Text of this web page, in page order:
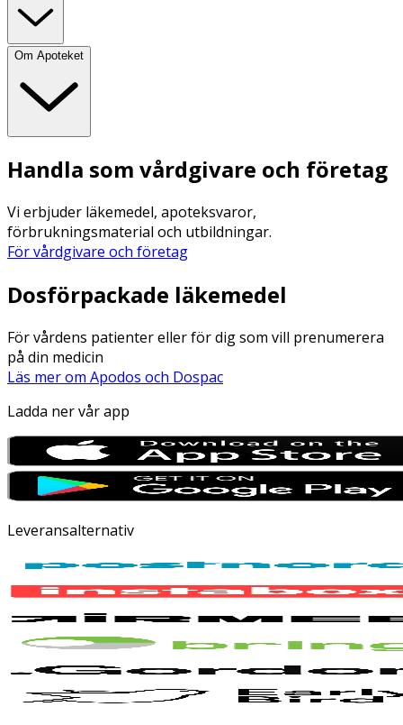
Om Apoteket
Handla som vårdgivare och företag
Vi erbjuder läkemedel, apoteksvaror,
förbrukningsmaterial och utbildningar.
För vårdgivare och företag
Dosförpackade läkemedel
För vårdens patienter eller för dig som vill prenumerera
på din medicin
Läs mer om Apodos och Dospac
Ladda ner vår app
Leveransalternativ